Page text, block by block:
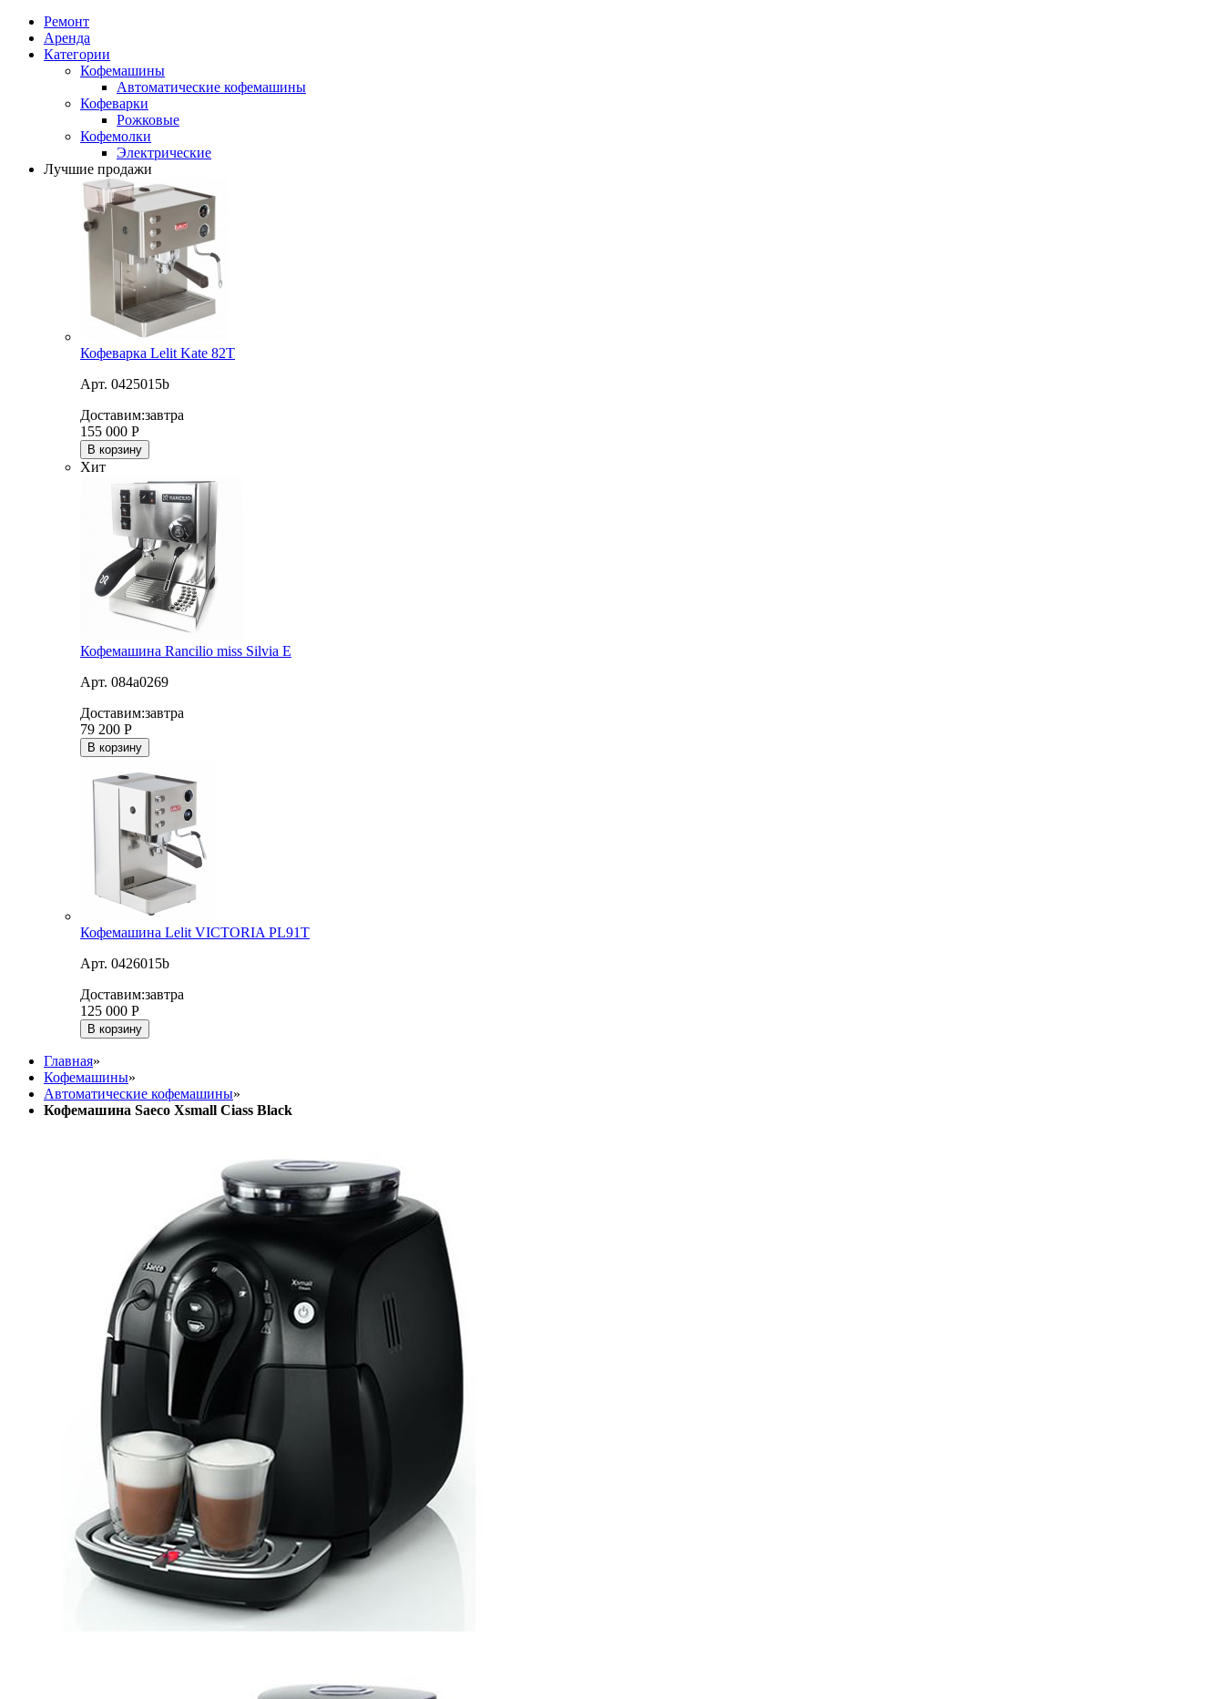
Ремонт
Аренда
Категории
Кофемашины
Автоматические кофемашины
Кофеварки
Рожковые
Кофемолки
Электрические
Лучшие продажи
Кофеварка Lelit Kate 82T
Арт. 0425015b
Доставим:завтра
155 000 Р
В корзину
Хит
Кофемашина Rancilio miss Silvia E
Арт. 084a0269
Доставим:завтра
79 200 Р
В корзину
Кофемашина Lelit VICTORIA PL91T
Арт. 0426015b
Доставим:завтра
125 000 Р
В корзину
Главная»
Кофемашины»
Автоматические кофемашины»
Кофемашина Saeco Xsmall Ciass Black